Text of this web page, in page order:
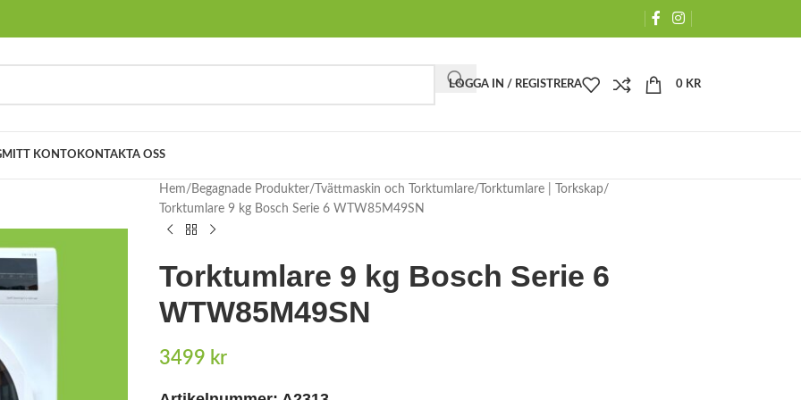
LOGGA IN / REGISTRERA 0 KR
MITT KONTO KONTAKTA OSS
Hem Begagnade Produkter Tvättmaskin och Torktumlare
Torktumlare | Torkskap
Torktumlare 9 kg Bosch Serie 6 WTW85M49SN
Torktumlare 9 kg Bosch Serie 6
WTW85M49SN
3499 kr